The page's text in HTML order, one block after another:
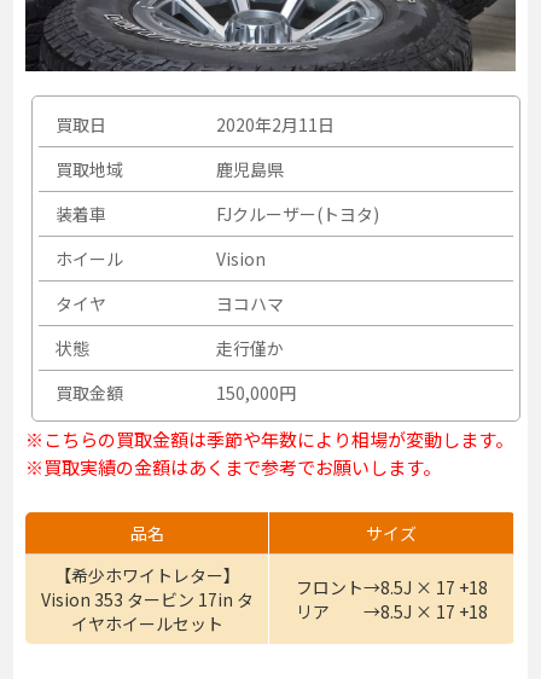
買取日
2020年2月11日
買取地域
鹿児島県
装着車
FJクルーザー(トヨタ)
ホイール
Vision
タイヤ
ヨコハマ
状態
走行僅か
買取金額
150,000円
※こちらの買取金額は季節や年数により相場が変動します。
※買取実績の金額はあくまで参考でお願いします。
品名
サイズ
【希少ホワイトレター】
Vision 353 タービン 17in タ
イヤホイールセット
フロント→8.5J × 17 +18
リア →8.5J × 17 +18